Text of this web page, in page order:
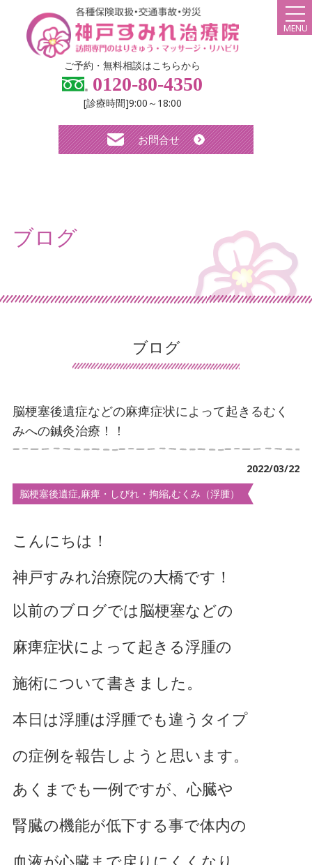
ご予約・無料相談はこちらから
0120-80-4350
[診療時間]9:00～18:00
お問合せ
MENU
弊社について
スタッフ紹介
診療メニュー・料金
求人について
ブログ
交通事故治療
鍼灸について
マッサージ・リハビリについて
訪問看護について
手足のしびれでお悩み
首・肩こりでお悩み
体に痛みでお悩み
不定愁訴
ブログ
ブログ
脳梗塞後遺症などの麻痺症状によって起きるむく
みへの鍼灸治療！！
2022/03/22
脳梗塞後遺症,麻痺・しびれ・拘縮,むくみ（浮腫）
こんにちは！
神戸すみれ治療院の大橋です！
以前のブログでは脳梗塞などの
麻痺症状によって起きる浮腫の
施術について書きました。
本日は浮腫は浮腫でも違うタイプ
の症例を報告しようと思います。
あくまでも一例ですが、心臓や
腎臓の機能が低下する事で体内の